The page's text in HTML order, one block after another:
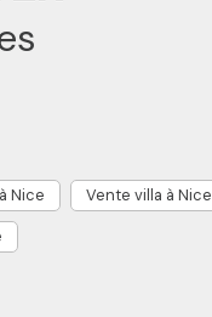
Nice
Vente villa à Nice